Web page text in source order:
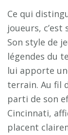
Ce qui
joueurs, c’est
Son style de
légendes du
lui apporte
terrain. Au fil
parti de son
Cincinnati,
placent